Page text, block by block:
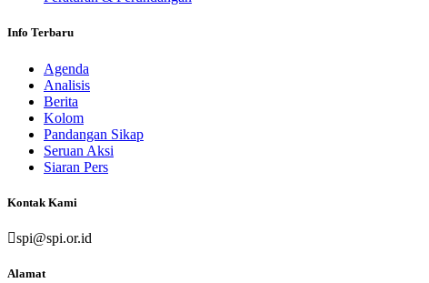
Info Terbaru
Agenda
Analisis
Berita
Kolom
Pandangan Sikap
Seruan Aksi
Siaran Pers
Kontak Kami
spi@spi.or.id
Alamat